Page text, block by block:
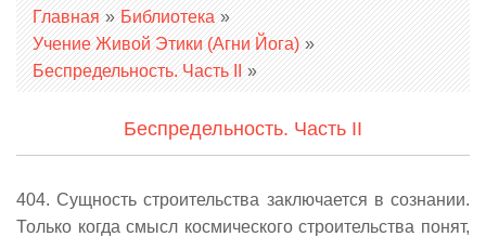
Вы здесь
Главная » Библиотека »
Учение Живой Этики (Агни Йога) »
Беспредельность. Часть II »
Беспредельность. Часть II
404. Сущность строительства заключается в сознании.
Только когда смысл космического строительства понят,